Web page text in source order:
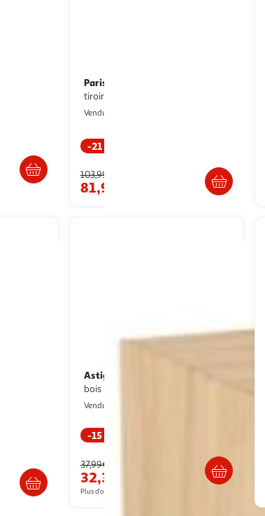
Paris Prix
Vendu par
-21 %
103,99€
81,99€
Astigarraga
bois 28x28x20cm - bloc-3x2
Vendu par
-15 %
37,99€
32,37€
Plus d'offres à partir de